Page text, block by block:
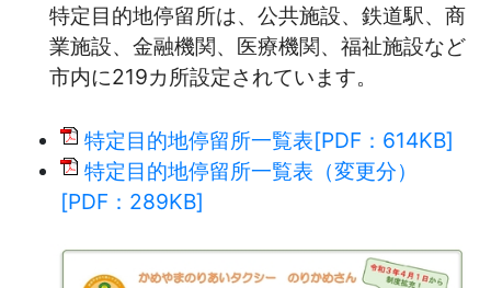
特定目的地停留所は、公共施設、鉄道駅、商
業施設、金融機関、医療機関、福祉施設など
市内に219カ所設定されています。
特定目的地停留所一覧表[PDF：614KB]
特定目的地停留所一覧表（変更分）
[PDF：289KB]